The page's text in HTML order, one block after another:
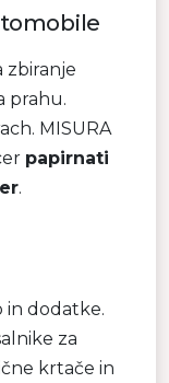
zbiranje
prahu.
MISURA
papirnati
.
in dodatke.
za
krtače in